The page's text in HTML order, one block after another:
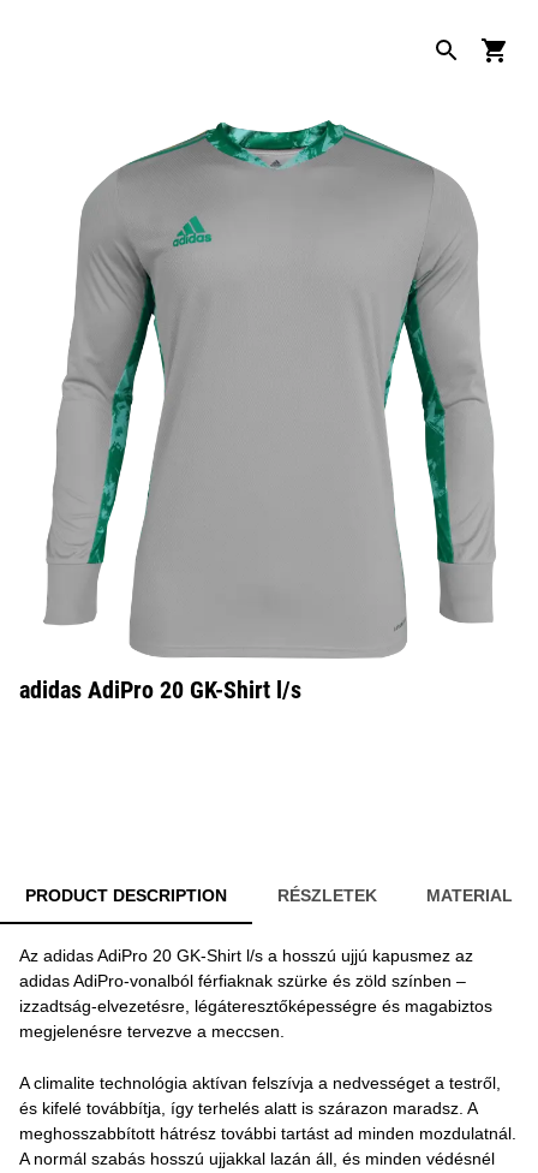
adidas AdiPro 20 GK-Shirt l/s
PRODUCT DESCRIPTION RÉSZLETEK MATERIAL
Az adidas AdiPro 20 GK-Shirt l/s a hosszú ujjú kapusmez az
adidas AdiPro-vonalból férfiaknak szürke és zöld színben –
izzadtság-elvezetésre, légáteresztőképességre és magabiztos
megjelenésre tervezve a meccsen.
A climalite technológia aktívan felszívja a nedvességet a testről,
és kifelé továbbítja, így terhelés alatt is szárazon maradsz. A
meghosszabbított hátrész további tartást ad minden mozdulatnál.
A normál szabás hosszú ujjakkal lazán áll, és minden védésnél